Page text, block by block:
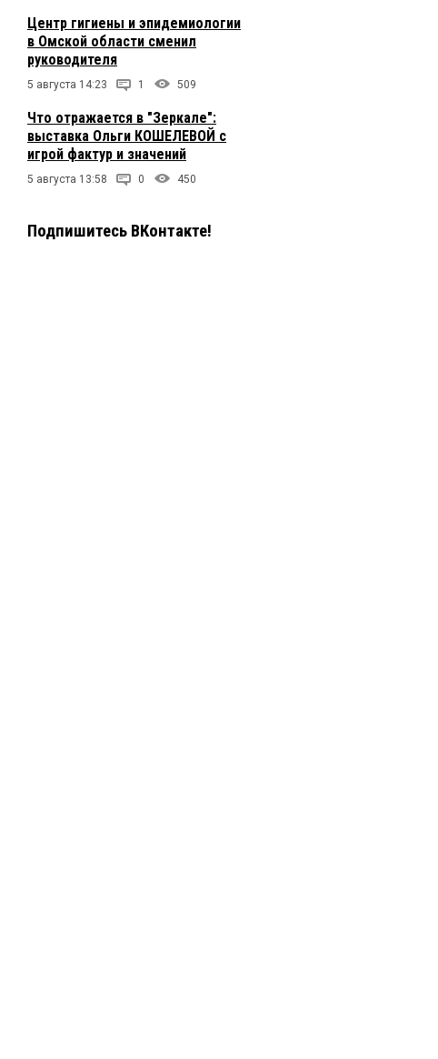
Центр гигиены и эпидемиологии
в Омской области сменил
руководителя
5 августа 14:23 1 509
Что отражается в "Зеркале":
выставка Ольги КОШЕЛЕВОЙ с
игрой фактур и значений
5 августа 13:58 0 450
Подпишитесь ВКонтакте!